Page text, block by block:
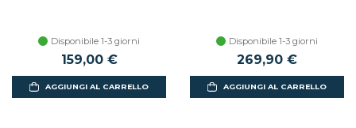
Disponibile 1-3 giorni
159,00 €
AGGIUNGI AL CARRELLO
Disponibile 1-3 giorni
269,90 €
AGGIUNGI AL CARRELLO